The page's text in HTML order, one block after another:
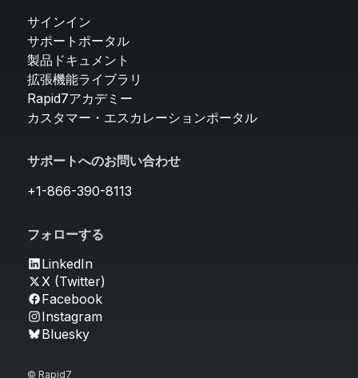
サインイン
サポートポータル
製品ドキュメント
拡張機能ライブラリ
Rapid7アカデミー
カスタマー・エスカレーションポータル
サポートへのお問い合わせ
+1-866-390-8113
フォローする
LinkedIn
X (Twitter)
Facebook
Instagram
Bluesky
© Rapid7